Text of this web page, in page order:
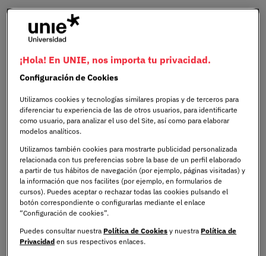
Ingresos de los Profesores
de Primaria: Panorama
General
2023 cuenta con aproximadamente 45,000 colegios, los
ingresos de los profesores de primaria son un factor
crucial para la calidad y eficacia de la educación. Esta
cifra notable de instituciones educativas no solo refleja el
compromiso de España con la accesibilidad y la
diversidad educativa, sino que también destaca la
importancia de la inversión en el capital humano
docente.
En un panorama donde la competencia y la calidad son
¡Hola! En UNIE, nos importa tu privacidad.
Configuración de Cookies
Utilizamos cookies y tecnologías similares propias y de terceros para
diferenciar tu experiencia de las de otros usuarios, para identificarte
como usuario, para analizar el uso del Site, así como para elaborar
modelos analíticos.
Utilizamos también cookies para mostrarte publicidad personalizada
relacionada con tus preferencias sobre la base de un perfil elaborado
a partir de tus hábitos de navegación (por ejemplo, páginas visitadas) y
la información que nos facilites (por ejemplo, en formularios de
cursos). Puedes aceptar o rechazar todas las cookies pulsando el
botón correspondiente o configurarlas mediante el enlace
“Configuración de cookies”.
Puedes consultar nuestra Política de Cookies y nuestra Política de
Privacidad en sus respectivos enlaces.